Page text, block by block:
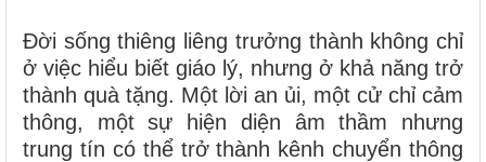
Đời sống thiêng liêng trưởng thành không chỉ
ở việc hiểu biết giáo lý, nhưng ở khả năng trở
thành quà tặng. Một lời an ủi, một cử chỉ cảm
thông, một sự hiện diện âm thầm nhưng
trung tín có thể trở thành kênh chuyển thông